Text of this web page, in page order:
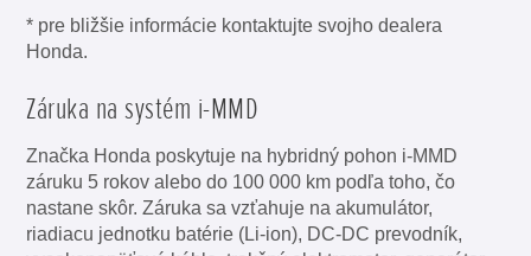
* pre bližšie informácie kontaktujte svojho dealera
Honda.
Záruka na systém i-MMD
Značka Honda poskytuje na hybridný pohon i-MMD
záruku 5 rokov alebo do 100 000 km podľa toho, čo
nastane skôr. Záruka sa vzťahuje na akumulátor,
riadiacu jednotku batérie (Li-ion), DC-DC prevodník,